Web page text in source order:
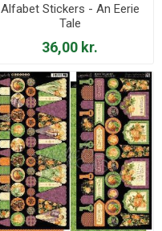
Alfabet Stickers - An Eerie
Tale
36,00 kr.